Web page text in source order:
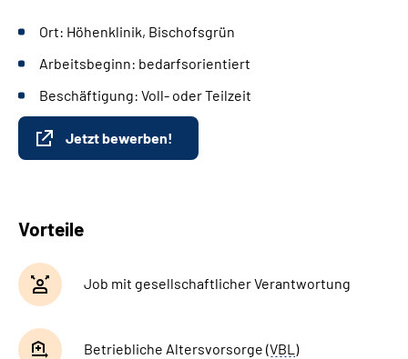
Ort: Höhenklinik, Bischofsgrün
Arbeitsbeginn: bedarfsorientiert
Beschäftigung: Voll- oder Teilzeit
Jetzt bewerben!
Vorteile
Job mit gesellschaftlicher Verantwortung
Betriebliche Altersvorsorge (VBL )